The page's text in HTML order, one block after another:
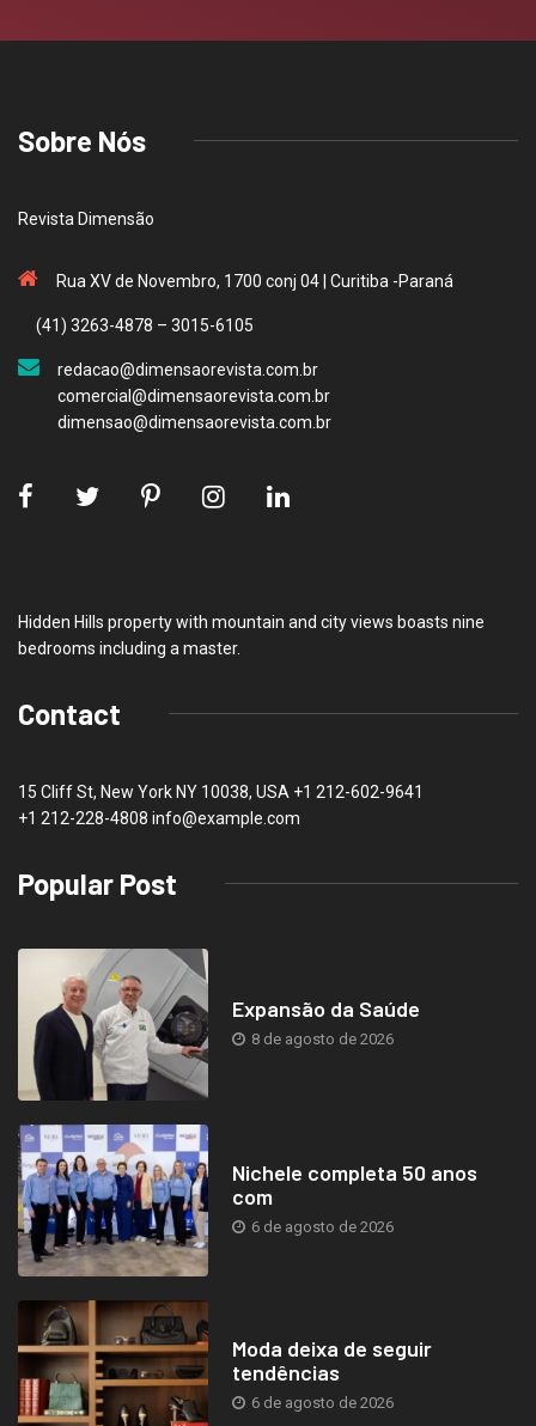
Sobre Nós
Revista Dimensão
Rua XV de Novembro, 1700 conj 04 | Curitiba -Paraná
(41) 3263-4878 – 3015-6105
redacao@dimensaorevista.com.br
comercial@dimensaorevista.com.br
dimensao@dimensaorevista.com.br
Hidden Hills property with mountain and city views boasts nine
bedrooms including a master.
Contact
15 Cliff St, New York NY 10038, USA +1 212-602-9641
+1 212-228-4808 info@example.com
Popular Post
Expansão da Saúde
8 de agosto de 2026
Nichele completa 50 anos
com
6 de agosto de 2026
Moda deixa de seguir
tendências
6 de agosto de 2026